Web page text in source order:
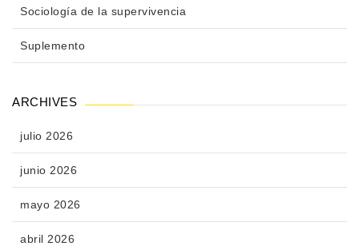
Sociología de la supervivencia
Suplemento
ARCHIVES
julio 2026
junio 2026
mayo 2026
abril 2026